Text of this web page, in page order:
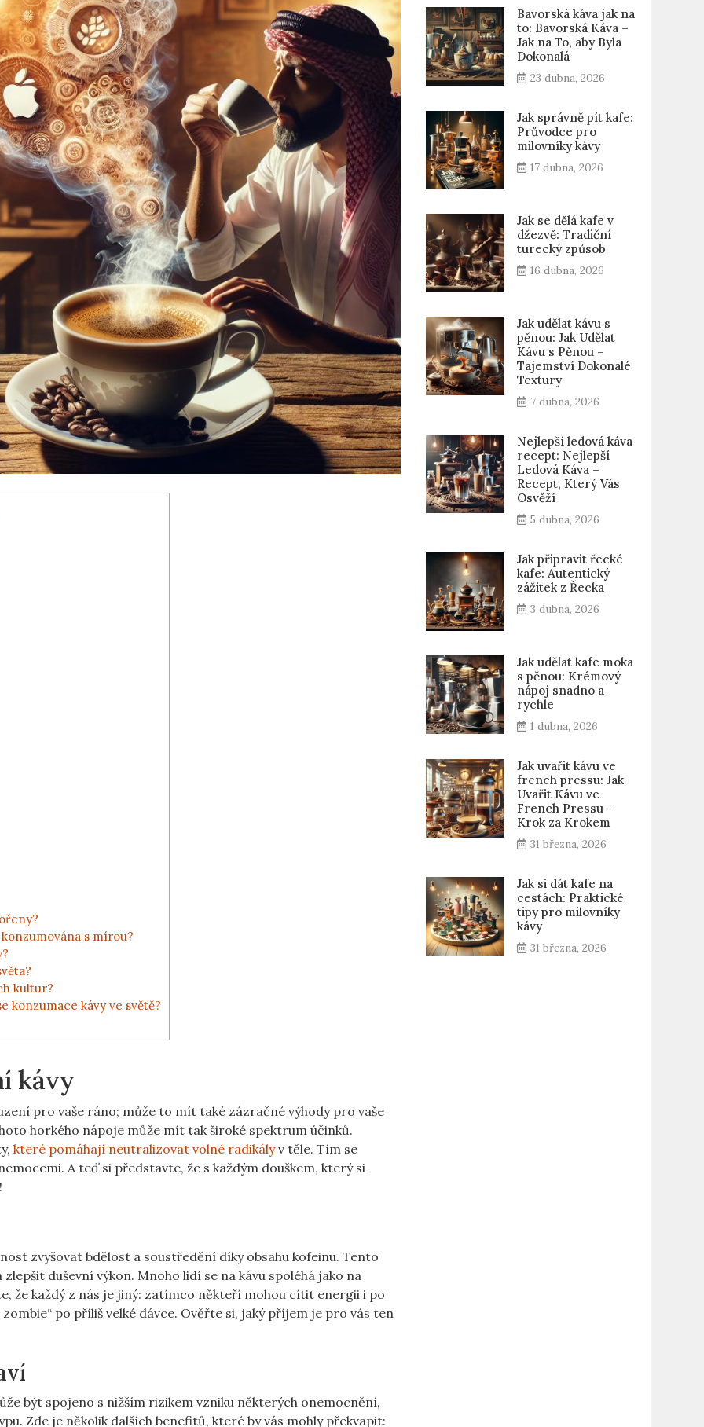
s mírou?
kultur?
konzumace kávy ve světě?
kávy
pro vaše ráno; může to mít také zázračné výhody pro vaše
horkého nápoje může mít tak široké spektrum účinků.
které pomáhají neutralizovat volné radikályv těle. Tím se
A teď si představte, že s každým douškem, který si
zvyšovat bdělost a soustředění díky obsahu kofeinu. Tento
duševní výkon. Mnoho lidí se na kávu spoléhá jako na
že každý z nás je jiný: zatímco někteří mohou cítit energii i po
po příliš velké dávce. Ověřte si, jaký příjem je pro vás ten
být spojeno s nižším rizikem vzniku některých onemocnění,
Zde je několik dalších benefitů, které by vás mohly překvapit:
Bavorská káva jak na
to: Bavorská Káva –
Jak na To, aby Byla
Dokonalá
23 dubna, 2026
Jak správně pít kafe:
Průvodce pro
milovníky kávy
17 dubna, 2026
Jak se dělá kafe v
džezvě: Tradiční
turecký způsob
16 dubna, 2026
Jak udělat kávu s
pěnou: Jak Udělat
Kávu s Pěnou –
Tajemství Dokonalé
Textury
7 dubna, 2026
Nejlepší ledová káva
recept: Nejlepší
Ledová Káva –
Recept, Který Vás
Osvěží
5 dubna, 2026
Jak připravit řecké
kafe: Autentický
zážitek z Řecka
3 dubna, 2026
Jak udělat kafe moka
s pěnou: Krémový
nápoj snadno a
rychle
1 dubna, 2026
Jak uvařit kávu ve
french pressu: Jak
Uvařit Kávu ve
French Pressu –
Krok za Krokem
31 března, 2026
Jak si dát kafe na
cestách: Praktické
tipy pro milovníky
kávy
31 března, 2026